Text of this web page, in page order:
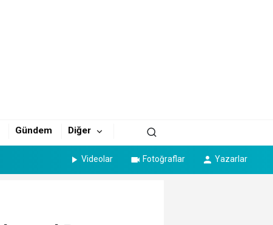
Gündem Diğer
Videolar Fotoğraflar Yazarlar